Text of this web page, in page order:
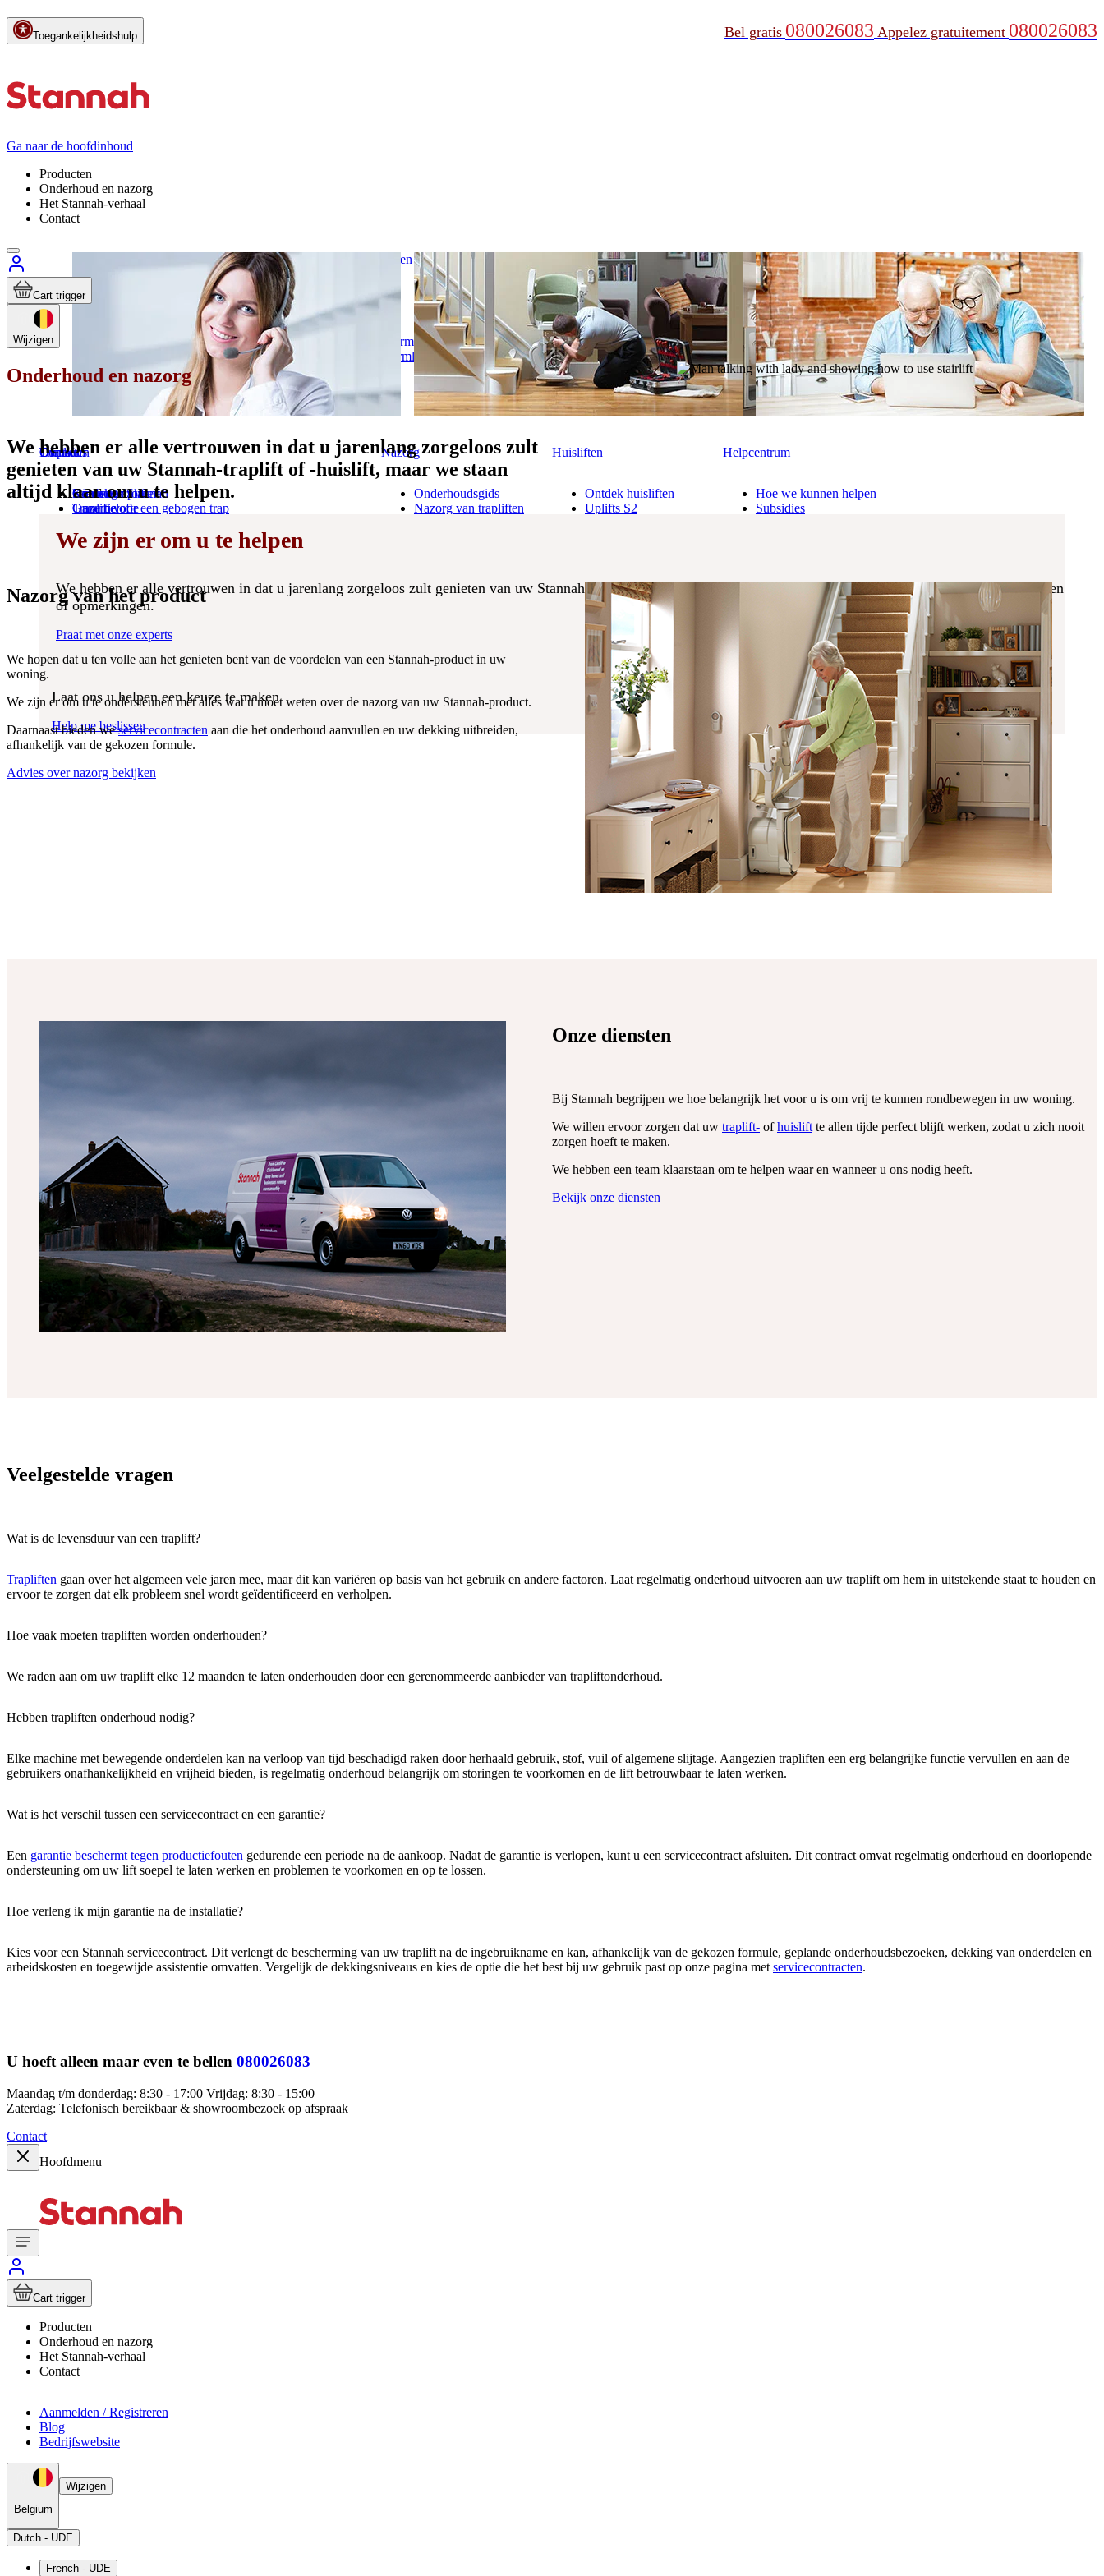
Toegankelijkheidshulp Bel gratis 080026083 Appelez gratuitement 080026083
Ga naar de hoofdinhoud
Producten
Onderhoud en nazorg
Het Stannah-verhaal
Contact
Trapliften
Ontdek trapliften
Traplift voor een gebogen trap
Buitentraplift
Prijzen van trapliften
Platformliften
Ontdek platformliften
Prijzen platformliften
Huisliften
Ontdek huisliften
Uplifts S2
Badliften
Ontedek het badlift
Welk product is
geschikt voor u?
Laat ons u helpen een keuze te maken
Help me beslissen
Diensten
Servicegids
Garantie
Trapmeting
Installatie
Verwijderingen
Nazorg
Onderhoudsgids
Nazorg van trapliften
Helpcentrum
Hoe we kunnen helpen
Subsidies
We zijn er om u te helpen
We hebben er alle vertrouwen in dat u jarenlang zorgeloos zult genieten van uw Stannah-liftoplossing. U kunt bij uw plaatselijke servicefiliaal terecht voor al uw vragen
of opmerkingen.
Praat met onze experts
Over ons
Kies voor Stannah
Onze belofte
Klantbeoordelingen
Prijzen
Welk product is
geschikt voor u?
Laat ons u helpen een keuze te maken
Help me beslissen
Contact
Contacteer ons
We zijn er om u te helpen
We hebben er alle vertrouwen in dat u jarenlang zorgeloos zult genieten van uw Stannah-liftoplossing. U kunt bij uw plaatselijke servicefiliaal terecht voor al uw vragen
of opmerkingen.
Praat met onze experts
Cart trigger
Wijzigen
Onderhoud en nazorg
We hebben er alle vertrouwen in dat u jarenlang zorgeloos zult
genieten van uw Stannah-traplift of -huislift, maar we staan
altijd klaar om u te helpen.
Nazorg van het product
We hopen dat u ten volle aan het genieten bent van de voordelen van een Stannah-product in uw
woning.
We zijn er om u te ondersteunen met alles wat u moet weten over de nazorg van uw Stannah-product.
Daarnaast bieden weservicecontracten aan die het onderhoud aanvullen en uw dekking uitbreiden,
afhankelijk van de gekozen formule.
Advies over nazorg bekijken
Onze diensten
Bij Stannah begrijpen we hoe belangrijk het voor u is om vrij te kunnen rondbewegen in uw woning.
We willen ervoor zorgen dat uw traplift- ofhuisliftte allen tijde perfect blijft werken, zodat u zich nooit
zorgen hoeft te maken.
We hebben een team klaarstaan om te helpen waar en wanneer u ons nodig heeft.
Bekijk onze diensten
Veelgestelde vragen
Wat is de levensduur van een traplift?
Trapliften gaan over het algemeen vele jaren mee, maar dit kan variëren op basis van het gebruik en andere factoren. Laat regelmatig onderhoud uitvoeren aan uw traplift om hem in uitstekende staat te houden en
ervoor te zorgen dat elk probleem snel wordt geïdentificeerd en verholpen.
Hoe vaak moeten trapliften worden onderhouden?
We raden aan om uw traplift elke 12 maanden te laten onderhouden door een gerenommeerde aanbieder van trapliftonderhoud.
Hebben trapliften onderhoud nodig?
Elke machine met bewegende onderdelen kan na verloop van tijd beschadigd raken door herhaald gebruik, stof, vuil of algemene slijtage. Aangezien trapliften een erg belangrijke functie vervullen en aan de
gebruikers onafhankelijkheid en vrijheid bieden, is regelmatig onderhoud belangrijk om storingen te voorkomen en de lift betrouwbaar te laten werken.
Wat is het verschil tussen een servicecontract en een garantie?
Een garantie beschermt tegen productiefouten gedurende een periode na de aankoop. Nadat de garantie is verlopen, kunt u een servicecontract afsluiten. Dit contract omvat regelmatig onderhoud en doorlopende
ondersteuning om uw lift soepel te laten werken en problemen te voorkomen en op te lossen.
Hoe verleng ik mijn garantie na de installatie?
Kies voor een Stannah servicecontract. Dit verlengt de bescherming van uw traplift na de ingebruikname en kan, afhankelijk van de gekozen formule, geplande onderhoudsbezoeken, dekking van onderdelen en
arbeidskosten en toegewijde assistentie omvatten. Vergelijk de dekkingsniveaus en kies de optie die het best bij uw gebruik past op onze pagina metservicecontracten.
U hoeft alleen maar even te bellen 080026083
Maandag t/m donderdag: 8:30 - 17:00 Vrijdag: 8:30 - 15:00
Zaterdag: Telefonisch bereikbaar & showroombezoek op afspraak
Contact
Hoofdmenu
Cart trigger
Producten
Onderhoud en nazorg
Het Stannah-verhaal
Contact
Aanmelden / Registreren
Blog
Bedrijfswebsite
Belgium
Wijzigen
Dutch - UDE
French - UDE